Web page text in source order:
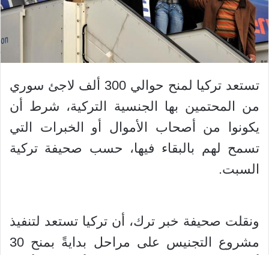
تستعد تركيا لمنح حوالي 300 ألف لاجئ سوري
من المحتمين بها الجنسية التركية، شرط أن
يكونوا من أصحاب الأموال أو الخبرات التي
تسمح لهم بالبقاء فيها، حسب صحيفة تركية
السبت.
ونقلت صحيفة خبر ترك، أن تركيا تستعد لتنفيذ
مشروع التجنيس على مراحل بدايةً بمنح 30